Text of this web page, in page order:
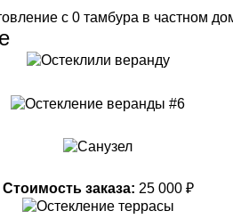
Стоимость заказа: 25 000 ₽